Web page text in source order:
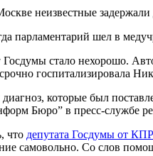
неизвестные
парламентарий шел в
Госдумы стало нехорошо.
срочно госпитализировала
которые был
Бюро” в пресс-службе
что депутата Госдумы от
самовольно. Со слов